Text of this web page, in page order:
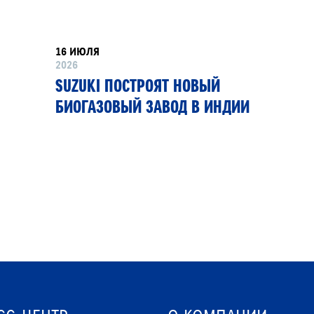
16 ИЮЛЯ
2026
SUZUKI ПОСТРОЯТ НОВЫЙ
БИОГАЗОВЫЙ ЗАВОД В ИНДИИ